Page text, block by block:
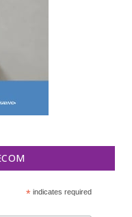
*indicates required